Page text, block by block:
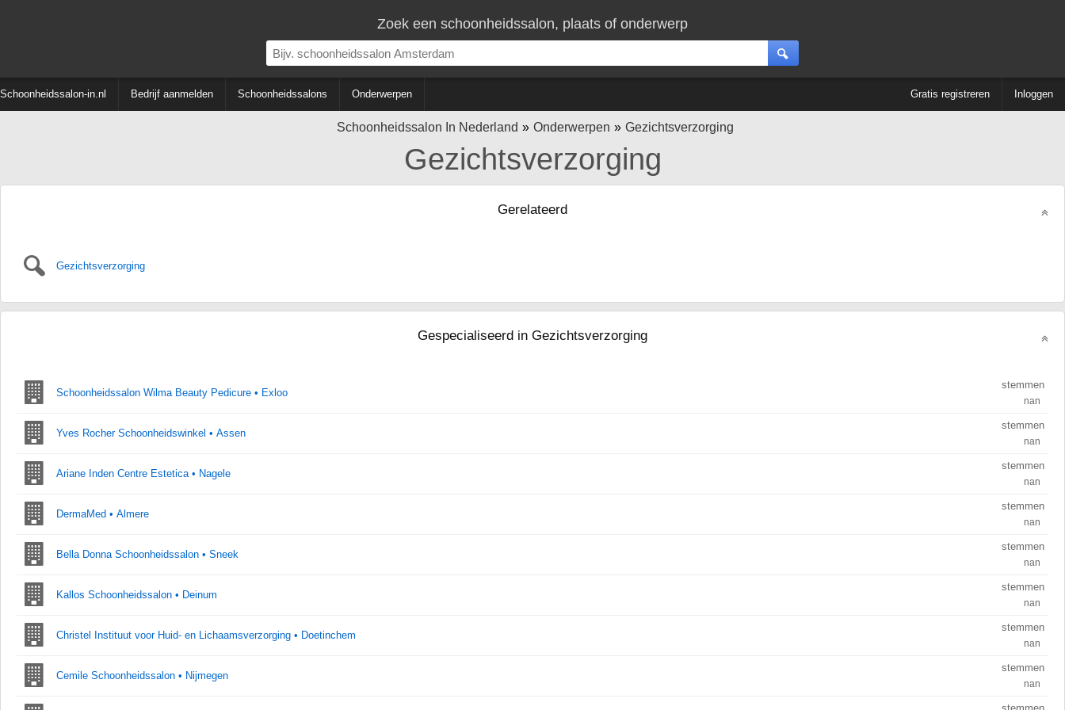
Zoek een schoonheidssalon, plaats of onderwerp
Schoonheidssalon-in.nl Bedrijf aanmelden Schoonheidssalons Onderwerpen Gratis registreren Inloggen
Schoonheidssalon In Nederland Onderwerpen Gezichtsverzorging
Gezichtsverzorging
Gerelateerd
Gezichtsverzorging
Gespecialiseerd in Gezichtsverzorging
Schoonheidssalon Wilma Beauty Pedicure • Exloo
stemmen
nan
Yves Rocher Schoonheidswinkel • Assen
stemmen
nan
Ariane Inden Centre Estetica • Nagele
stemmen
nan
DermaMed • Almere
stemmen
nan
Bella Donna Schoonheidssalon • Sneek
stemmen
nan
Kallos Schoonheidssalon • Deinum
stemmen
nan
Christel Instituut voor Huid- en Lichaamsverzorging • Doetinchem
stemmen
nan
Cemile Schoonheidssalon • Nijmegen
stemmen
nan